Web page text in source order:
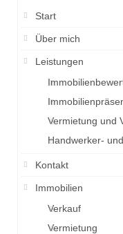
Start
Über mich
Leistungen
Vermietung und
Handwerker-
Kontakt
Immobilien
Verkauf
Vermietung